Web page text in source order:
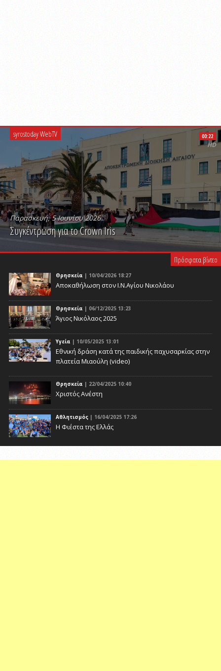
syrostoday WebTV
Παρασκευή, 5 Ιουνίου 2026
Συγκέντρωση για το Crown Iris
PLAY VIDEO
00:22
HD
Πρόσφατα βίντεο
Θρησκεία | 10/04/2026 18:27
Αποκαθήλωση στον Ι.Ν.Αγίου Νικολάου
Θρησκεία | 06/12/2025 13:23
Άγιος Νικόλαος 2025
Υγεία | 10/05/2025 13:01
Eθνική δράση κατά της παιδικής παχυσαρκίας στην
πλατεία Μιαούλη (video)
Θρησκεία | 22/04/2025 10:40
Χριστός Ανέστη
Αθλητισμός | 16/04/2025 17:26
Η Φιέστα της Ελλάς